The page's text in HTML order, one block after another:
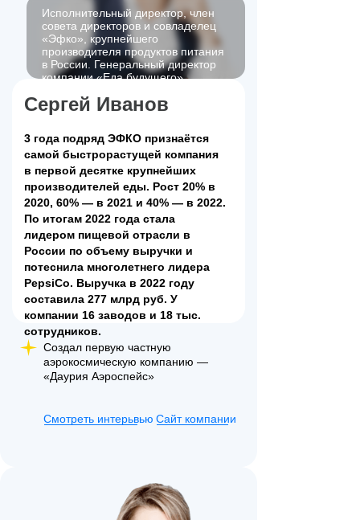
Сергей Иванов
3 года подряд ЭФКО признаётся
самой быстрорастущей компания
в первой десятке крупнейших
производителей еды. Рост 20% в
2020, 60% — в 2021 и 40% — в 2022.
По итогам 2022 года стала
лидером пищевой отрасли в
России по объему выручки и
потеснила многолетнего лидера
PepsiCo. Выручка в 2022 году
составила 277 млрд руб. У
компании 16 заводов и 18 тыс.
сотрудников.
Создал первую частную
аэрокосмическую компанию —
«Даурия Аэроспейс»
Смотреть интерьвью Сайт компании
Исполнительный директор, член
совета директоров и совладелец
«Эфко», крупнейшего
производителя продуктов питания
в России. Генеральный директор
компании «Еда будущего»